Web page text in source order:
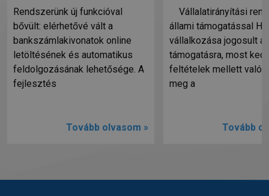
Rendszerünk új funkcióval
bővült: elérhetővé vált a
bankszámlakivonatok online
letöltésének és automatikus
feldolgozásának lehetősége. A
fejlesztés
Tovább olvasom »
Vállalatirányítási
állami támogatással Ha
vállalkozása jogosult
támogatásra, most
feltételek mellett
meg a
Tovább